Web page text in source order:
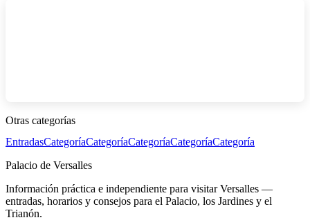
Otras categorías
EntradasCategoríaCategoríaCategoríaCategoríaCategoría
Palacio de Versalles
Información práctica e independiente para visitar Versalles —
entradas, horarios y consejos para el Palacio, los Jardines y el
Trianón.